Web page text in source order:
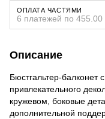
ОПЛАТА ЧАСТЯМИ
6 платежей по 455.00
Описание
Бюстгальтер-балконет
привлекательного
кружевом, боковые
дополнительной